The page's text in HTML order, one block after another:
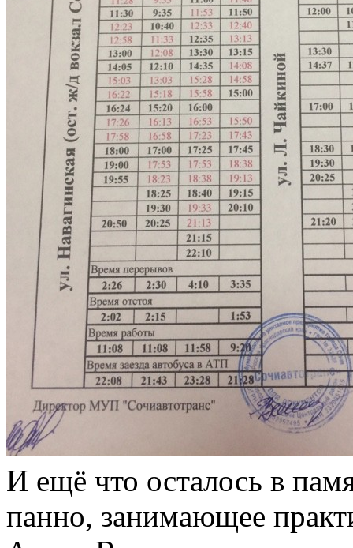
И ещё что осталось в
панно, занимающее